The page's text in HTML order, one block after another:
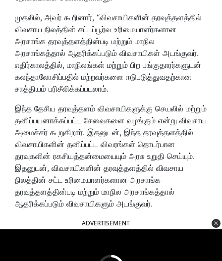
முதலில், அவர் கூறினார், “விவசாயிகளின் தரவுத்தளத்தில்
விவசாய நிலத்தின் சட்டப்பூர்வ உரிமையாளர்களான
அரசாங்க தரவுத்தளத்தின்படி மற்றும் மாநில
அரசாங்கத்தால் ஆதரிக்கப்படும் விவசாயிகள் அடங்குவர்.
எதிர்காலத்தில், மாநிலங்கள் மற்றும் பிற பங்குதாரர்களுடன்
கலந்தாலோசிப்பதில் மற்றவர்களை ஈடுபடுத்துவதற்கான
சாத்தியம் பரிசீலிக்கப்படலாம்.
இந்த தேசிய தரவுத்தளம் விவசாயிகளுக்கு செயலில் மற்றும்
தனிப்பயனாக்கப்பட்ட சேவைகளை வழங்கும் என்று விவசாய
அமைச்சர் கூறுகிறார். இதனுடன், இந்த தரவுத்தளத்தில்
விவசாயிகளின் தனிப்பட்ட விவரங்கள் தொடர்பான
தரவுகளின் ரகசியத்தன்மையையும் அரசு உறுதி செய்யும்.
இதனுடன், விவசாயிகளின் தரவுத்தளத்தில் விவசாய
நிலத்தின் சட்ட உரிமையாளர்களான அரசாங்க
தரவுத்தளத்தின்படி மற்றும் மாநில அரசாங்கத்தால்
ஆதரிக்கப்படும் விவசாயிகளும் அடங்குவர்.
ADVERTISEMENT